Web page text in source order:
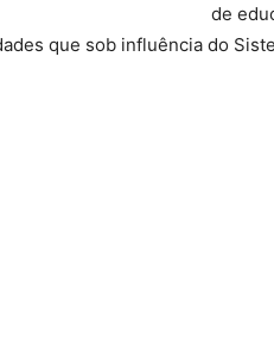
de
que sob influência do